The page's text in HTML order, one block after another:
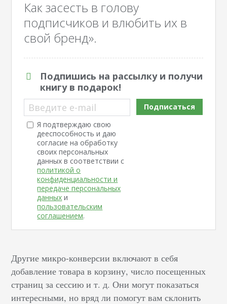
Как засесть в голову
подписчиков и влюбить их в
свой бренд».
Подпишись на рассылку и получи
книгу в подарок!
Введите e-mail
Я подтверждаю свою
дееспособность и даю
согласие на обработку
своих персональных
данных в соответствии с
политикой о
конфиденциальности и
передаче персональных
данных и
пользовательским
соглашением.
Подписаться
Другие микро-конверсии включают в себя
добавление товара в корзину, число посещенных
страниц за сессию и т. д. Они могут показаться
интересными, но вряд ли помогут вам склонить